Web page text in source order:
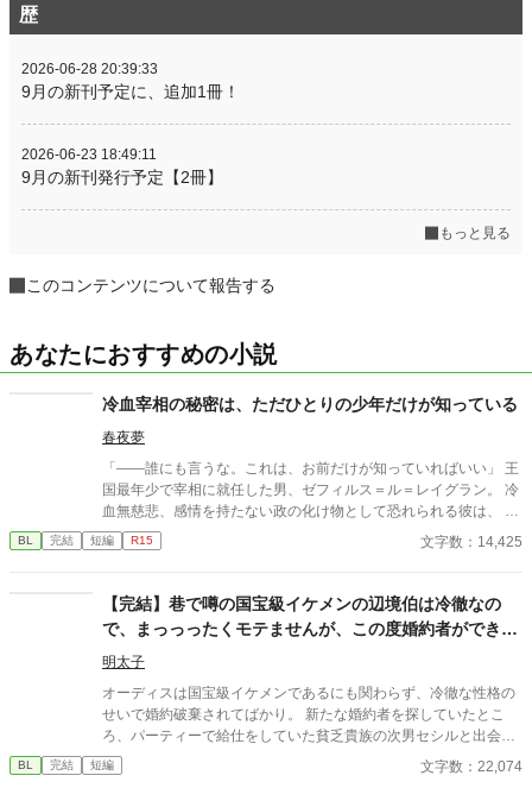
歴
2026-06-28 20:39:33
9月の新刊予定に、追加1冊！
2026-06-23 18:49:11
9月の新刊発行予定【2冊】
もっと見る
このコンテンツについて報告する
あなたにおすすめの小説
冷血宰相の秘密は、ただひとりの少年だけが知っている
春夜夢
「――誰にも言うな。これは、お前だけが知っていればいい」 王
国最年少で宰相に就任した男、ゼフィルス＝ル＝レイグラン。 冷
血無慈悲、感情を持たない政の化け物として恐れられる彼は、 な
ぜか、貧民街の少年リクを城へと引き取る。 誰に対しても一切の
温情を見せないその男が、 唯一リクにだけは、優しく微笑む――
年が踏み入れたのは、 権謀術数渦巻く宰相の世界と、 その胸に秘
められた「決して触れてはならない過去」。 これは、孤独なふた
りが出会い、 やがて世界を変えていく、 静かで、甘くて、痛いほ
ど愛しい恋の物語。
BL 完結 短編 R15 文字数：14,425
【完結】巷で噂の国宝級イケメンの辺境伯は冷徹なの
で、まっっったくモテませんが、この度婚約者ができま
した。
明太子
オーディスは国宝級イケメンであるにも関わらず、冷徹な性格の
せいで婚約破棄されてばかり。 新たな婚約者を探していたとこ
ろ、パーティーで給仕をしていた貧乏貴族の次男セシルと出会
い、一目惚れしてしまう。 しかし、恋愛偏差値がほぼ０のオーデ
ィスのアプローチは空回りするわ、前婚約者のフランチェスカの
BL 完結 短編 文字数：22,074